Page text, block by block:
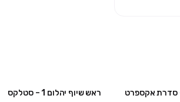
– סדרת אקספרט
ראש שיוף יהלום 1 – סטלקס